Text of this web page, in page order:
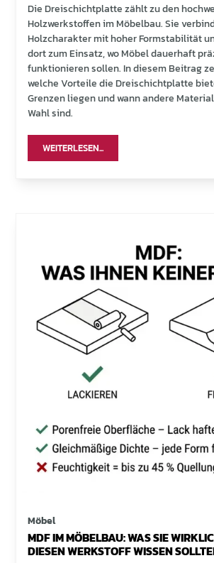
Die Dreischichtplatte zählt zu den
Holzwerkstoffen im Möbelbau. Sie
Holzcharakter mit hoher Formstabilität
dort zum Einsatz, wo Möbel dauerhaft
funktionieren sollen. In diesem Beitrag
welche Vorteile die Dreischichtplatte
Grenzen liegen und wann andere
Wahl sind.
WEITERLESEN...
Möbel
MDF IM MÖBELBAU: WAS SIE
DIESEN WERKSTOFF WISSEN